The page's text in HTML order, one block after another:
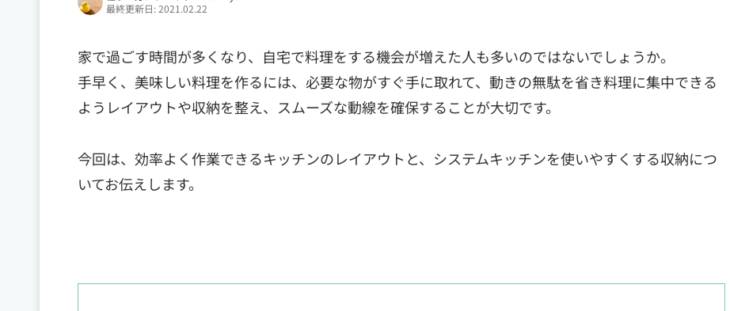
最終更新日: 2021.02.22
家で過ごす時間が多くなり、自宅で料理をする機会が増えた人も多いのではないでしょうか。
手早く、美味しい料理を作るには、必要な物がすぐ手に取れて、動きの無駄を省き料理に集中できる
ようレイアウトや収納を整え、スムーズな動線を確保することが大切です。
今回は、効率よく作業できるキッチンのレイアウトと、システムキッチンを使いやすくする収納につ
いてお伝えします。